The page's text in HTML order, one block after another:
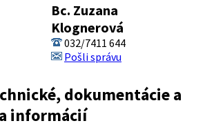
Bc. Zuzana
Klognerová
032/7411 644
Pošli správu
dokumentácie a
informácií